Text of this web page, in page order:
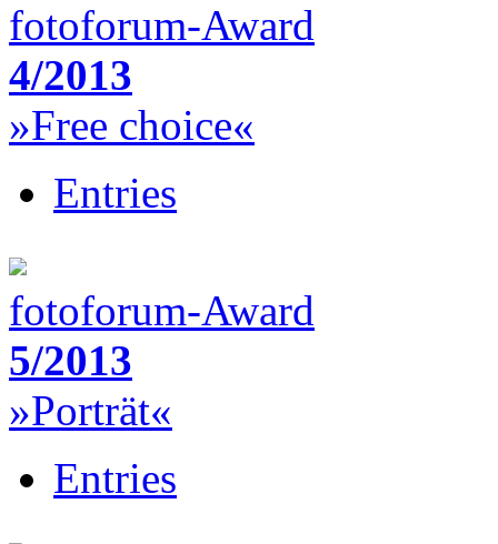
fotoforum-Award
4/2013
»Free choice«
Entries
fotoforum-Award
5/2013
»Porträt«
Entries